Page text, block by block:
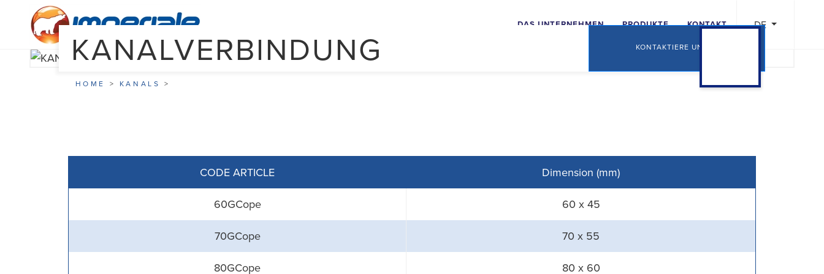
DAS UNTERNEHMEN PRODUKTE KONTAKT DE
KANALVERBINDUNG KONTAKTIERE UNS
HOME > KANALS >
CODE ARTICLE Dimension (mm)
60GCope 60 x 45
70GCope 70 x 55
80GCope 80 x 60